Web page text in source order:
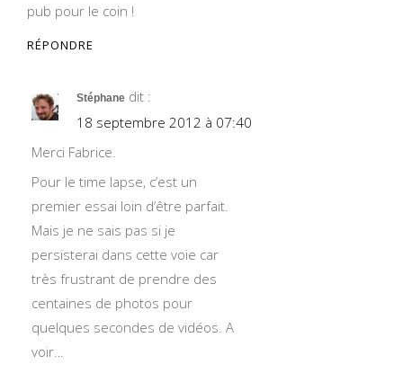
pub pour le coin !
RÉPONDRE
Stéphane dit :
18 septembre 2012 à 07:40
Merci Fabrice.
Pour le time lapse, c’est un
premier essai loin d’être parfait.
Mais je ne sais pas si je
persisterai dans cette voie car
très frustrant de prendre des
centaines de photos pour
quelques secondes de vidéos. A
voir…